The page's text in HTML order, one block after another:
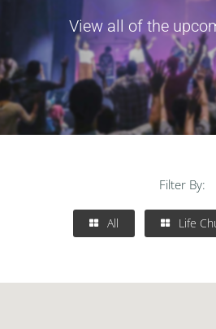
View all of the
Filter By:
All Life